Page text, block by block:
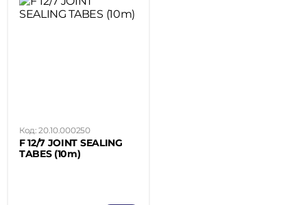
Код: 20.10.000250
F 12/7 JOINT SEALING
TABES (10m)